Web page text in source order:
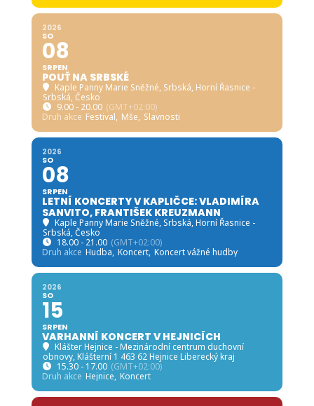
2026
SO
08
SRPEN
POUŤ NA SRBSKÉ
Kaple Panny Marie Sněžné, Srbská, Horní Řasnice -
Srbská, Česko
9.00 - 20.00 (GMT+02:00)
Druh akce Festival, Mše, Slavnosti
2026
SO
08
SRPEN
LETNÍ KONCERTY V KAPLIČCE: VLADIMÍRA
SANVITO, FRANTIŠEK KREUZMANN
Kaple Panny Marie Sněžné, Srbská, Horní Řasnice -
Srbská, Česko
18.00 - 21.00 (GMT+02:00)
Druh akce Hudba, Koncert, Koncert vážné hudby
2026
SO
15
SRPEN
VARHANNÍ KONCERT V HEJNICÍCH
Klášter Hejnice - Mezinárodní centrum duchovní
obnovy, Klášterní 1 463 62 Hejnice Liberecký kraj
15.30 - 17.00 (GMT+02:00)
Druh akce Hejnice, Koncert